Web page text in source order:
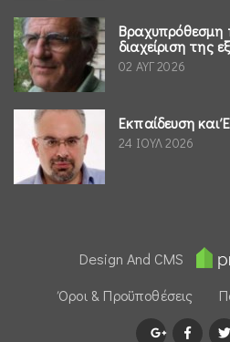
Βραχυπρόθεσμη
διαχείριση της
02 ΑΥΓ 2026
Εκπαίδευση και
24 ΙΟΥΛ 2026
Design And CMS
Όροι & Προϋποθέσεις